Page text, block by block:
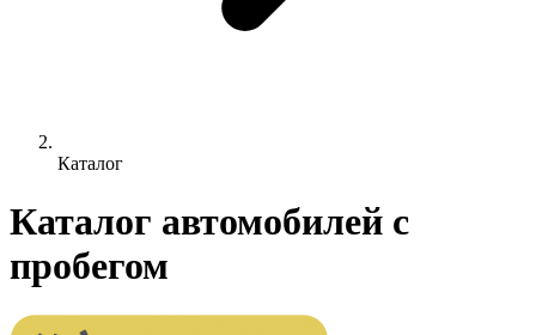
Каталог
Каталог автомобилей с
пробегом